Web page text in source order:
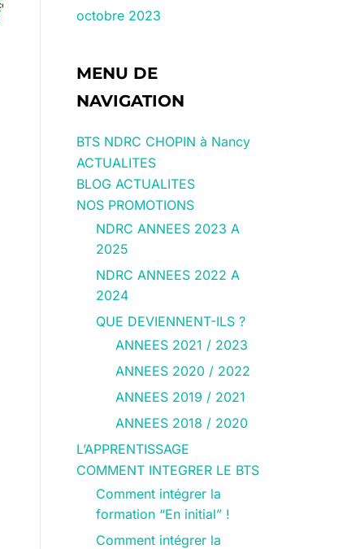
octobre 2023
MENU DE
NAVIGATION
BTS NDRC CHOPIN à Nancy
ACTUALITES
BLOG ACTUALITES
NOS PROMOTIONS
NDRC ANNEES 2023 A
2025
NDRC ANNEES 2022 A
2024
QUE DEVIENNENT-ILS ?
ANNEES 2021 / 2023
ANNEES 2020 / 2022
ANNEES 2019 / 2021
ANNEES 2018 / 2020
L’APPRENTISSAGE
COMMENT INTEGRER LE BTS
Comment intégrer la
formation “En initial” !
Comment intégrer la